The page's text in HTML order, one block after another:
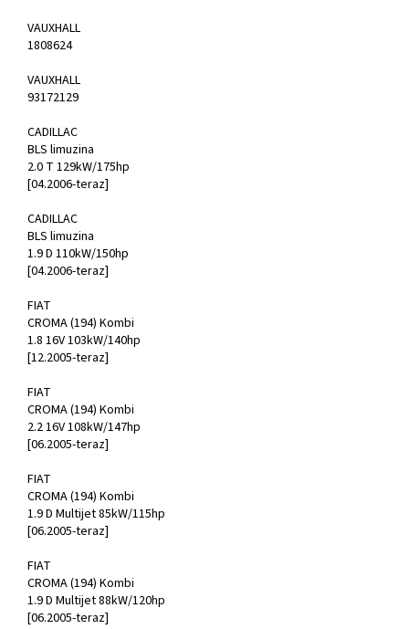
VAUXHALL
1808624
VAUXHALL
93172129
CADILLAC
BLS limuzina
2.0 T 129kW/175hp
[04.2006-teraz]
CADILLAC
BLS limuzina
1.9 D 110kW/150hp
[04.2006-teraz]
FIAT
CROMA (194) Kombi
1.8 16V 103kW/140hp
[12.2005-teraz]
FIAT
CROMA (194) Kombi
2.2 16V 108kW/147hp
[06.2005-teraz]
FIAT
CROMA (194) Kombi
1.9 D Multijet 85kW/115hp
[06.2005-teraz]
FIAT
CROMA (194) Kombi
1.9 D Multijet 88kW/120hp
[06.2005-teraz]